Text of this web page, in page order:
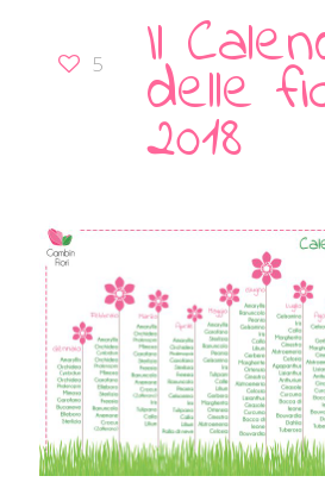
5 Il
delle
2018